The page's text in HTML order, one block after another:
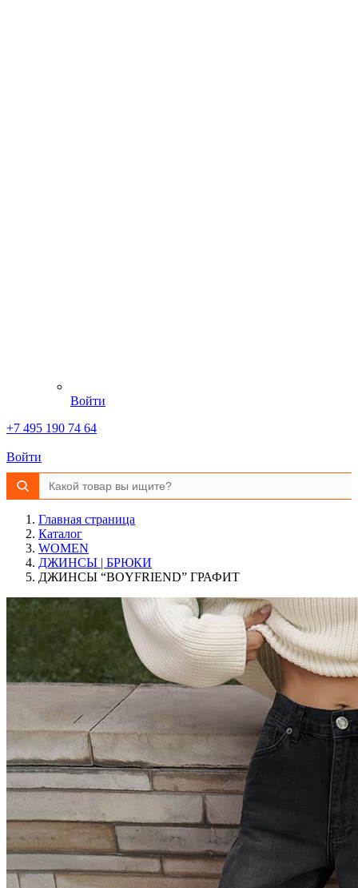
Войти
+7 495 190 74 64
Войти
Главная страница
Каталог
WOMEN
ДЖИНСЫ | БРЮКИ
ДЖИНСЫ “BOYFRIEND” ГРАФИТ